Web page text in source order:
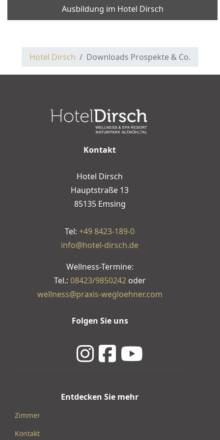
Gutscheine
Restaurant
Frühstück
Tischreservierung
Grillhütte
Feste & Feiern
WELLNESS & SPA
Day Spa Tagesgäste
AKTIVITÄTEN
Ausbildung im Hotel Dirsch
Hotel Dirsch Downloads Prospekte & Co.
Kontakt
Hotel Dirsch
Hauptstraße 13
85135 Emsing
Tel:+49 8423-189-0
info@hotel-dirsch.de
Wellness-Termine:
Tel.: 08423/9850242oder
wellness@praxis-wegloehner.com
Folgen Sie uns
Entdecken Sie mehr
Zimmer
Kontakt